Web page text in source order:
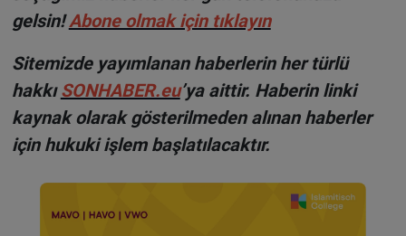
gelsin!Abone olmak için tıklayın
Sitemizde yayımlanan haberlerin her türlü
hakkıSONHABER.eu’ya aittir. Haberin linki
kaynak olarak gösterilmeden alınan haberler
için hukuki işlem başlatılacaktır.